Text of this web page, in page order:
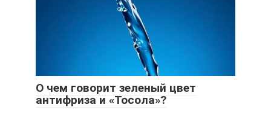
О чем говорит зеленый цвет
антифриза и «Тосола»?